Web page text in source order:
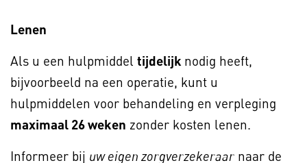
Lenen
Als u een hulpmiddel tijdelijk nodig heeft,
bijvoorbeeld na een operatie, kunt u
hulpmiddelen voor behandeling en verpleging
maximaal 26 weken zonder kosten lenen.
Informeer bij uw eigen zorgverzekeraar naar de